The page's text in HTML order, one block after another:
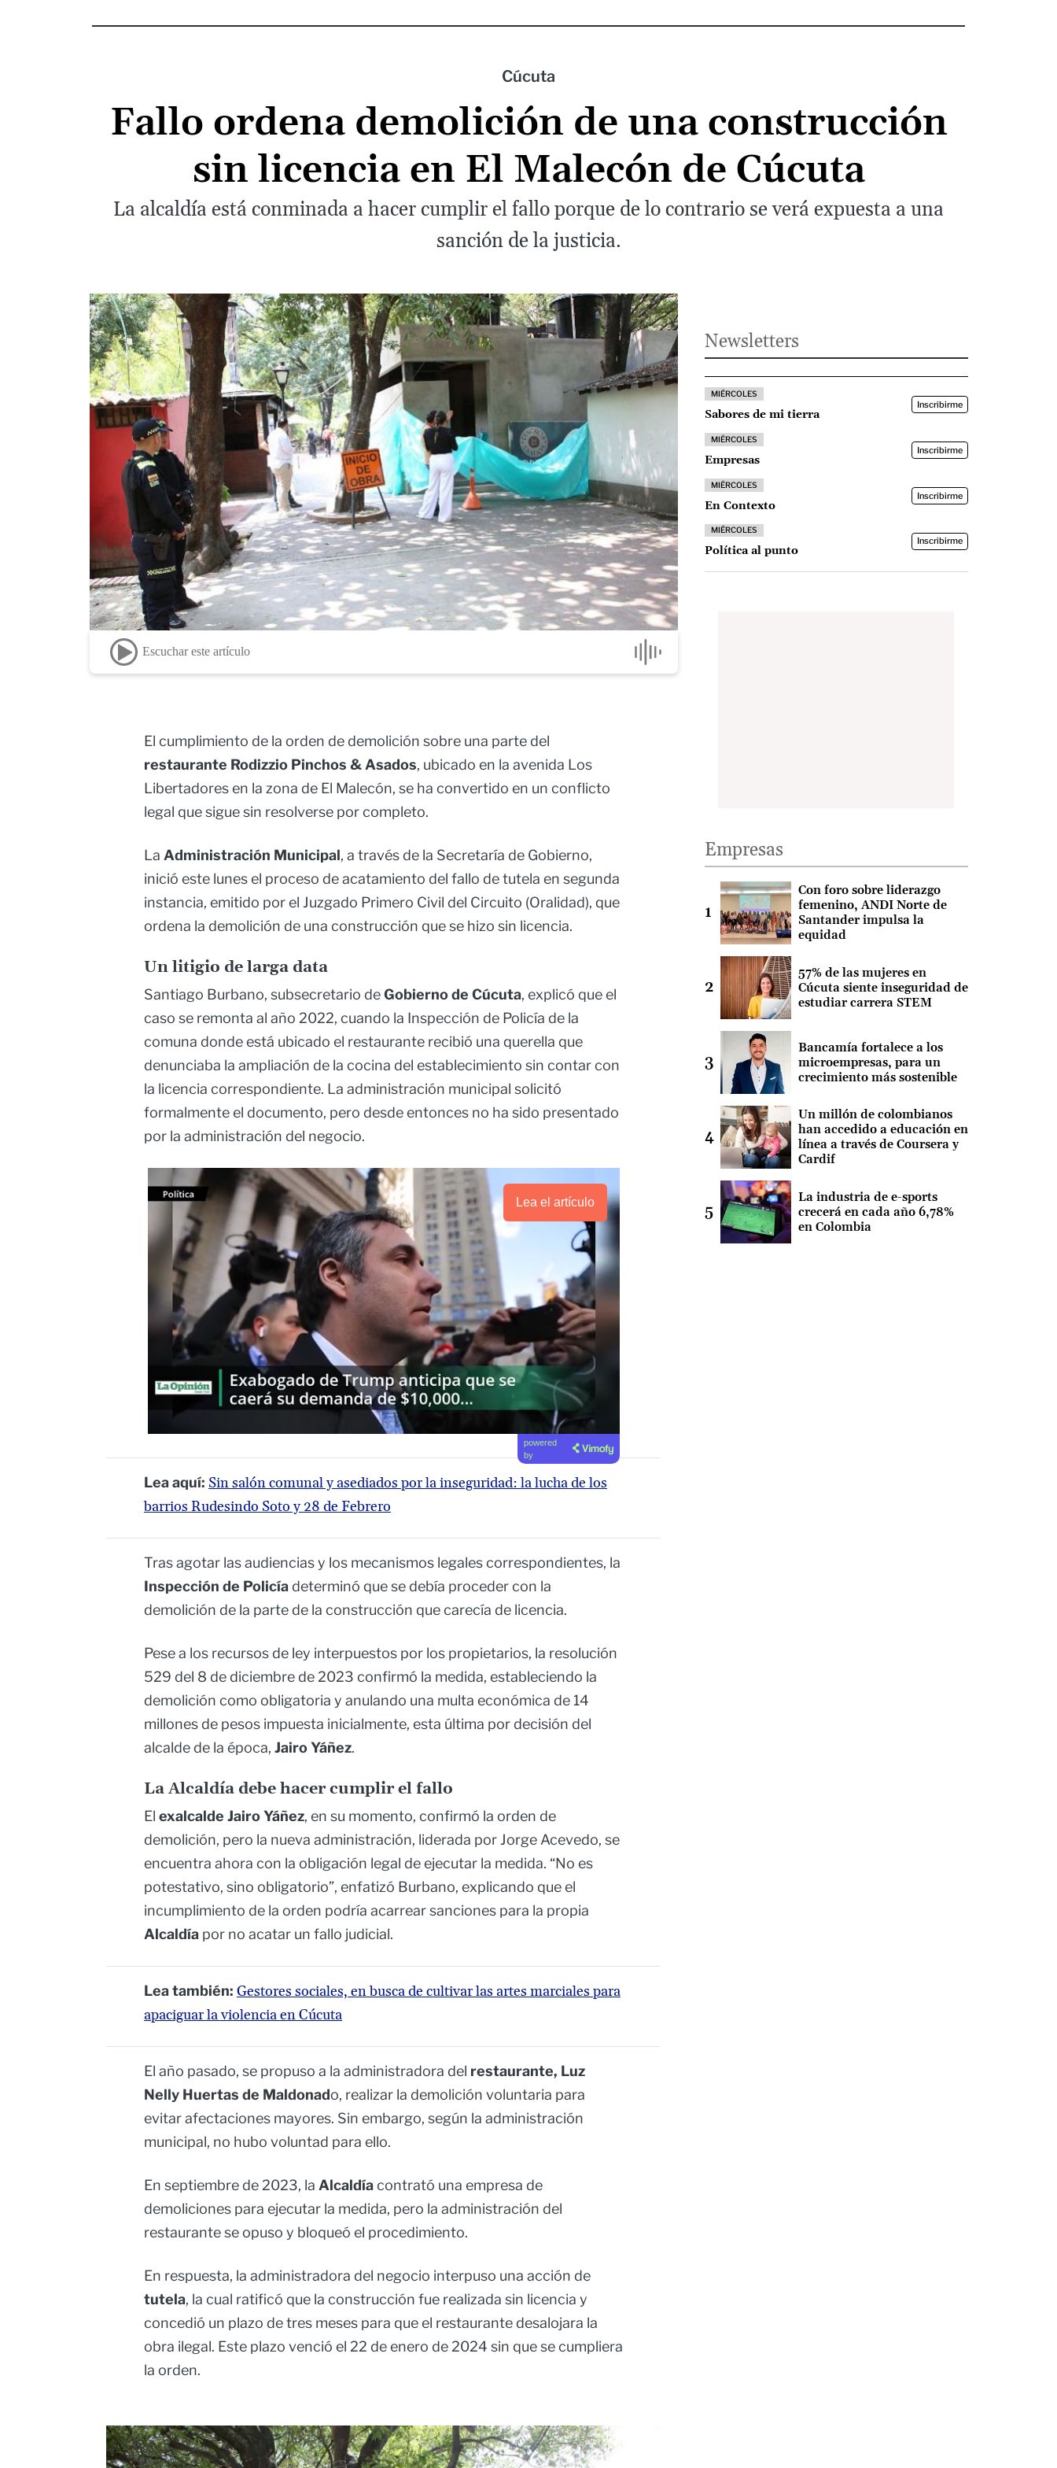
Cúcuta
Fallo ordena demolición de una construcción
sin licencia en El Malecón de Cúcuta
La alcaldía está conminada a hacer cumplir el fallo porque de lo contrario se verá expuesta a una
sanción de la justicia.
Escuchar este artículo
El cumplimiento de la orden de demolición sobre una parte del
restaurante Rodizzio Pinchos & Asados, ubicado en la avenida Los
Libertadores en la zona de El Malecón, se ha convertido en un conflicto
legal que sigue sin resolverse por completo.
La Administración Municipal, a través de la Secretaría de Gobierno,
inició este lunes el proceso de acatamiento del fallo de tutela en segunda
instancia, emitido por el Juzgado Primero Civil del Circuito (Oralidad), que
ordena la demolición de una construcción que se hizo sin licencia.
Un litigio de larga data
Santiago Burbano, subsecretario deGobierno de Cúcuta, explicó que el
caso se remonta al año 2022, cuando la Inspección de Policía de la
comuna donde está ubicado el restaurante recibió una querella que
denunciaba la ampliación de la cocina del establecimiento sin contar con
la licencia correspondiente. La administración municipal solicitó
formalmente el documento, pero desde entonces no ha sido presentado
por la administración del negocio.
Lea el artículo
powered
by
Lea aquí: Sin salón comunal y asediados por la inseguridad: la lucha de los
barrios Rudesindo Soto y 28 de Febrero
Tras agotar las audiencias y los mecanismos legales correspondientes, la
Inspección de Policíadeterminó que se debía proceder con la
demolición de la parte de la construcción que carecía de licencia.
Pese a los recursos de ley interpuestos por los propietarios, la resolución
529 del 8 de diciembre de 2023 confirmó la medida, estableciendo la
demolición como obligatoria y anulando una multa económica de 14
millones de pesos impuesta inicialmente, esta última por decisión del
alcalde de la época, Jairo Yáñez.
La Alcaldía debe hacer cumplir el fallo
El exalcalde Jairo Yáñez, en su momento, confirmó la orden de
demolición, pero la nueva administración, liderada por Jorge Acevedo, se
encuentra ahora con la obligación legal de ejecutar la medida. “No es
potestativo, sino obligatorio”, enfatizó Burbano, explicando que el
incumplimiento de la orden podría acarrear sanciones para la propia
Alcaldía por no acatar un fallo judicial.
Lea también: Gestores sociales, en busca de cultivar las artes marciales para
apaciguar la violencia en Cúcuta
El año pasado, se propuso a la administradora del restaurante, Luz
Nelly Huertas de Maldonado, realizar la demolición voluntaria para
evitar afectaciones mayores. Sin embargo, según la administración
municipal, no hubo voluntad para ello.
En septiembre de 2023, la Alcaldíacontrató una empresa de
demoliciones para ejecutar la medida, pero la administración del
restaurante se opuso y bloqueó el procedimiento.
En respuesta, la administradora del negocio interpuso una acción de
tutela, la cual ratificó que la construcción fue realizada sin licencia y
concedió un plazo de tres meses para que el restaurante desalojara la
obra ilegal. Este plazo venció el 22 de enero de 2024 sin que se cumpliera
la orden.
Newsletters
MIÉRCOLES
Sabores de mi tierra
Inscribirme
MIÉRCOLES
Empresas
Inscribirme
MIÉRCOLES
En Contexto
Inscribirme
MIÉRCOLES
Política al punto
Inscribirme
Empresas
Con foro sobre liderazgo
femenino, ANDI Norte de
Santander impulsa la
equidad
57% de las mujeres en
Cúcuta siente inseguridad de
estudiar carrera STEM
Bancamía fortalece a los
microempresas, para un
crecimiento más sostenible
Un millón de colombianos
han accedido a educación en
línea a través de Coursera y
Cardif
La industria de e-sports
crecerá en cada año 6,78%
en Colombia